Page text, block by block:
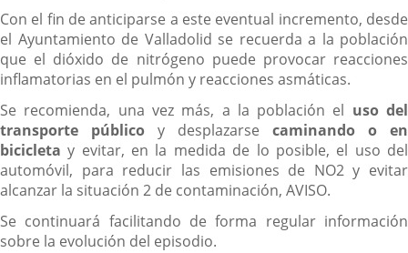
Con el fin de anticiparse a este eventual incremento, desde
el Ayuntamiento de Valladolid se recuerda a la población
que el dióxido de nitrógeno puede provocar reacciones
inflamatorias en el pulmón y reacciones asmáticas.
Se recomienda, una vez más, a la población el uso del
transporte público y desplazarse caminando o en
bicicletay evitar, en la medida de lo posible, el uso del
automóvil, para reducir las emisiones de NO2 y evitar
alcanzar la situación 2 de contaminación, AVISO.
Se continuará facilitando de forma regular información
sobre la evolución del episodio.